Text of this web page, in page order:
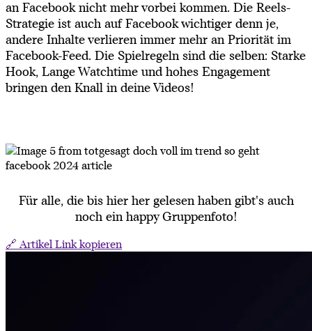
an Facebook nicht mehr vorbei kommen. Die Reels-
Strategie ist auch auf Facebook wichtiger denn je,
andere Inhalte verlieren immer mehr an Priorität im
Facebook-Feed. Die Spielregeln sind die selben: Starke
Hook, Lange Watchtime und hohes Engagement
bringen den Knall in deine Videos!
Für alle, die bis hier her gelesen haben gibt's auch
noch ein happy Gruppenfoto!
🔗 Artikel Link kopieren